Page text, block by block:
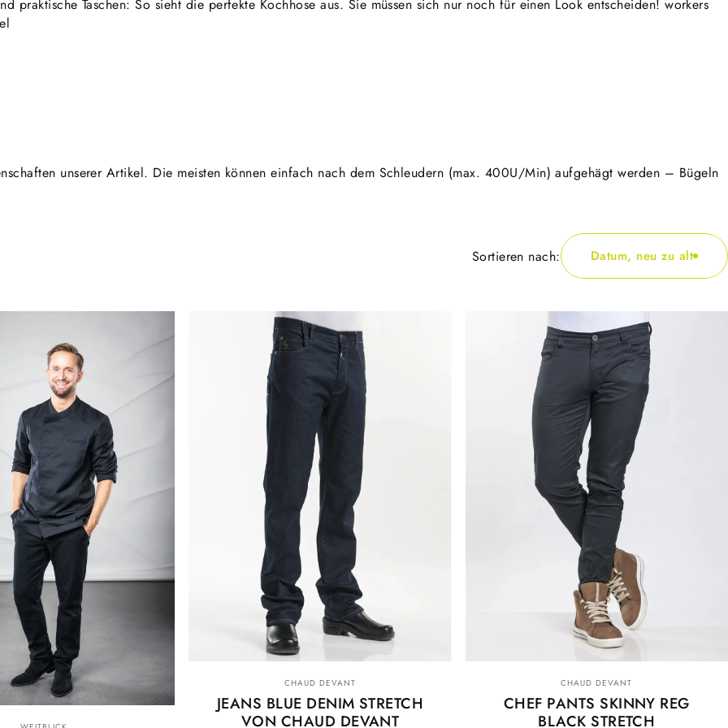
praktische Taschen: So sieht die perfekte Kochhose aus. Sie müssen sich nur noch für einen Look entscheiden! workers
unserer Artikel. Die meisten können einfach nach dem Schleudern (max. 400U/Min) aufgehägt werden – Bügeln
Sortieren nach: Datum, neu zu alt
Anbieter:
Anbieter:
CHAUD DEVANT
JEANS BLUE DENIM STRETCH
VON CHAUD DEVANT
Anbieter:
CHAUD DEVANT
CHEF PANTS SKINNY REG
BLACK STRETCH